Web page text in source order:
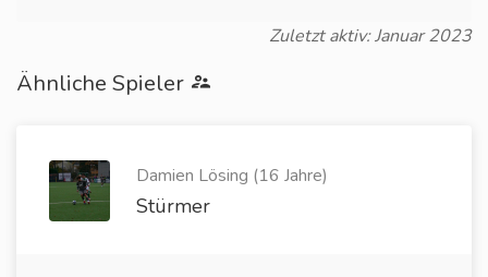
Zuletzt aktiv: Januar 2023
Ähnliche Spieler
Damien Lösing (16 Jahre)
Stürmer